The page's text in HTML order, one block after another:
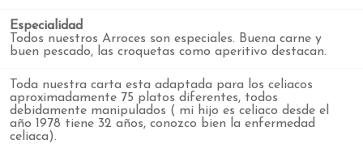
Especialidad
Todos nuestros Arroces son especiales. Buena carne y
buen pescado, las croquetas como aperitivo destacan.
Toda nuestra carta esta adaptada para los celiacos
aproximadamente 75 platos diferentes, todos
debidamente manipulados ( mi hijo es celiaco desde el
año 1978 tiene 32 años, conozco bien la enfermedad
celiaca).